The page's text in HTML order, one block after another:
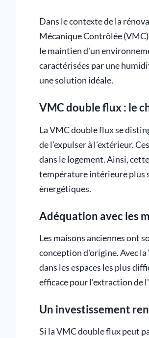
Dans le contexte de la
Mécanique Contrôlée (VMC)
le maintien d'un
caractérisées par une
une solution idéale.
VMC double flux : le
La VMC double flux se
de l'expulser à l'extérieur.
dans le logement. Ainsi,
température intérieure plus
énergétiques.
Adéquation avec les
Les maisons anciennes ont
conception d'origine. Avec
dans les espaces les plus
efficace pour l'extraction de
Un investissement
Si la VMC double flux peut